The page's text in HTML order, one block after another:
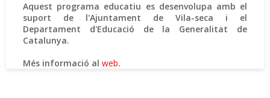
Aquest programa educatiu es desenvolupa amb el
suport de l'Ajuntament de Vila-seca i el
Departament d'Educació de la Generalitat de
Catalunya.
Més informació al web.